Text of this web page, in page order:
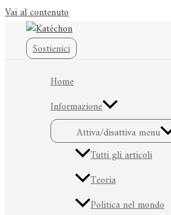
Vai al contenuto
Sostienici
Home
Informazione
Attiva/disattiva menu
Tutti gli articoli
Teoria
Politica nel mondo